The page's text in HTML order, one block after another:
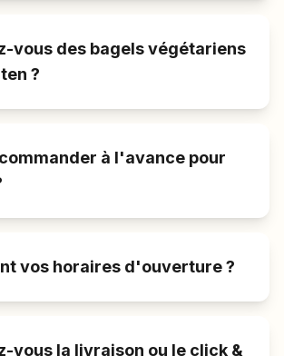
vous des bagels végétariens
?
à l'avance pour
vos horaires d'ouverture ?
vous la livraison ou le click &